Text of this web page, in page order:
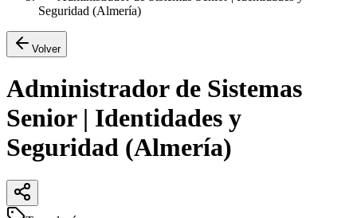
Seguridad (Almería)
Volver
Administrador de Sistemas
Senior | Identidades y
Seguridad (Almería)